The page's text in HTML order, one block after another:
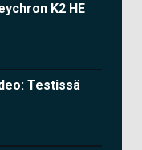
K2 HE
Testissä